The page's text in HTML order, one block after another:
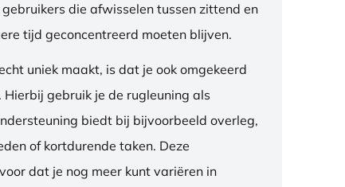
die afwisselen tussen zittend en
tijd geconcentreerd moeten blijven.
uniek maakt, is dat je ook omgekeerd
gebruik je de rugleuning als
biedt bij bijvoorbeeld overleg,
of kortdurende taken. Deze
dat je nog meer kunt variëren in